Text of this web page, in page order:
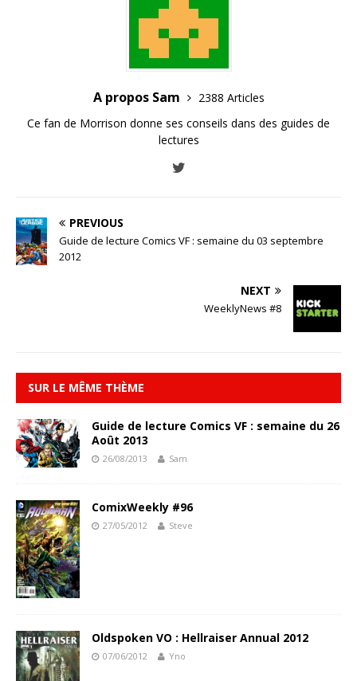
A propos Sam
2388 Articles
Ce fan de Morrison donne ses conseils dans des guides de
lectures
PREVIOUS
Guide de lecture Comics VF : semaine du 03 septembre
2012
NEXT
WeeklyNews #8
SUR LE MÊME THÈME
Guide de lecture Comics VF : semaine du 26
Août 2013
26/08/2013 Sam
ComixWeekly #96
27/05/2012 Steve
Oldspoken VO : Hellraiser Annual 2012
07/06/2012 Yno